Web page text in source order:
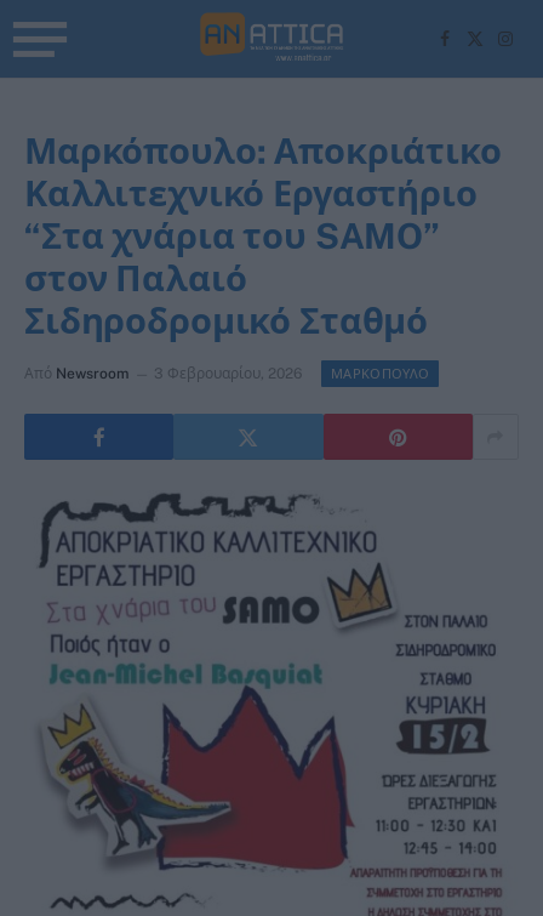
Facebook
X
(Twitter)
Μαρκόπουλο: Αποκριάτικο
Καλλιτεχνικό Εργαστήριο
“Στα χνάρια του SAMO”
στον Παλαιό
Σιδηροδρομικό Σταθμό
Από Newsroom 3 Φεβρουαρίου, 2026 ΜΑΡΚΟΠΟΥΛΟ